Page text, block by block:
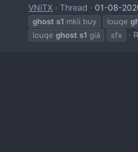
VNiTX
Thread 01-08-
ghost s1 mkii buy louqe
louqe ghost s1 giá sfx